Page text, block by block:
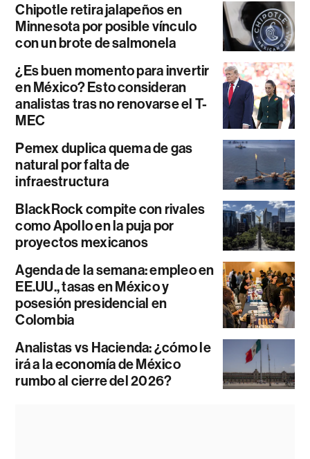
Chipotle retira jalapeños en
Minnesota por posible vínculo
con un brote de salmonela
¿Es buen momento para invertir
en México? Esto consideran
analistas tras no renovarse el T-
MEC
Pemex duplica quema de gas
natural por falta de
infraestructura
BlackRock compite con rivales
como Apollo en la puja por
proyectos mexicanos
Agenda de la semana: empleo en
EE.UU., tasas en México y
posesión presidencial en
Colombia
Analistas vs Hacienda: ¿cómo le
irá a la economía de México
rumbo al cierre del 2026?